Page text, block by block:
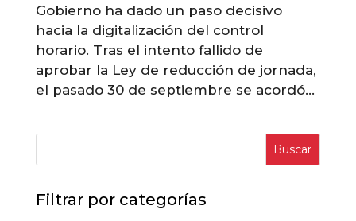
Gobierno ha dado un paso decisivo
hacia la digitalización del control
horario. Tras el intento fallido de
aprobar la Ley de reducción de jornada,
el pasado 30 de septiembre se acordó...
Buscar
Filtrar por categorías